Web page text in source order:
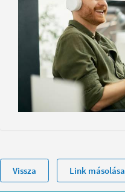
Vissza Link másolása